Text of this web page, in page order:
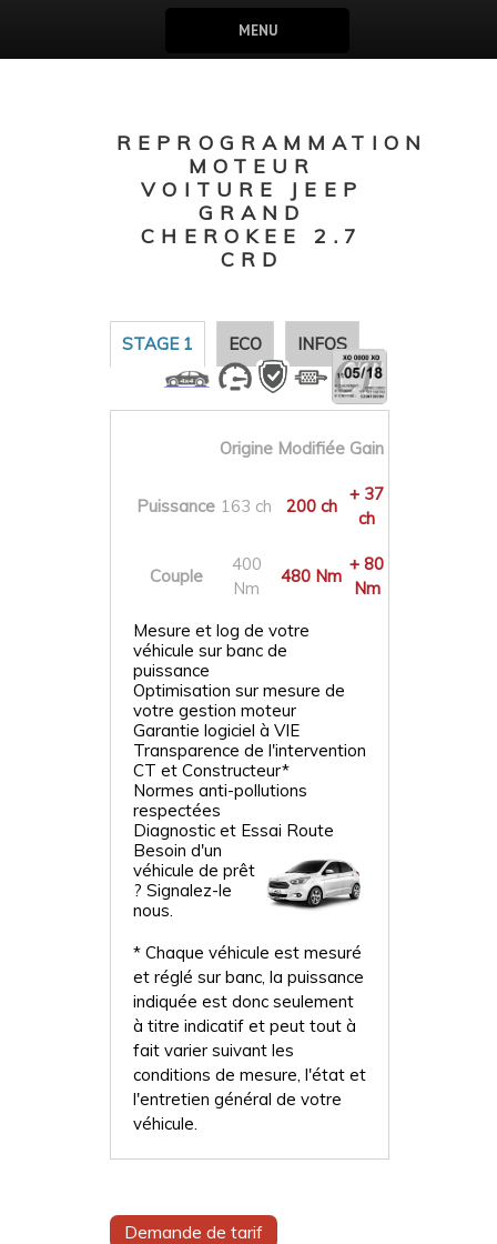
MENU
REPROGRAMMATION
MOTEUR
VOITURE JEEP
GRAND
CHEROKEE 2.7
CRD
STAGE 1 ECO INFOS
Origine Modifiée Gain
Puissance 163 ch 200 ch
+ 37
ch
Couple
400
Nm
480 Nm
+ 80
Nm
Mesure et log de votre
véhicule sur banc de
puissance
Optimisation sur mesure de
votre gestion moteur
Garantie logiciel à VIE
Transparence de l'intervention
CT et Constructeur*
Normes anti-pollutions
respectées
Diagnostic et Essai Route
Besoin d'un
véhicule de prêt
? Signalez-le
nous.
* Chaque véhicule est mesuré
et réglé sur banc, la puissance
indiquée est donc seulement
à titre indicatif et peut tout à
fait varier suivant les
conditions de mesure, l'état et
l'entretien général de votre
véhicule.
Demande de tarif